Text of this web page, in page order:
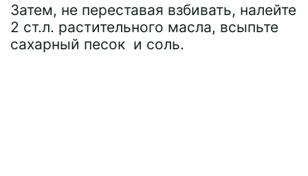
Затем, не переставая взбивать, налейте
2 ст.л. растительного масла, всыпьте
сахарный песок и соль.